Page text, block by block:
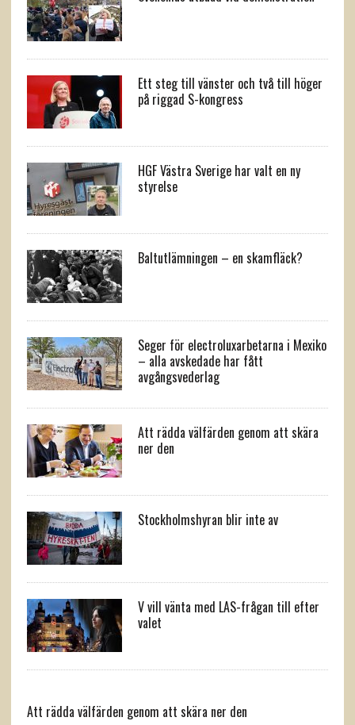
Ett steg till vänster och två till höger
på riggad S-kongress
HGF Västra Sverige har valt en ny
styrelse
Baltutlämningen – en skamfläck?
Seger för electroluxarbetarna i Mexiko
– alla avskedade har fått
avgångsvederlag
Att rädda välfärden genom att skära
ner den
Stockholmshyran blir inte av
V vill vänta med LAS-frågan till efter
valet
Att rädda välfärden genom att skära ner den